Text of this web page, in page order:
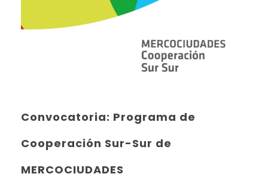
Convocatoria: Programa de
Cooperación Sur-Sur de
MERCOCIUDADES